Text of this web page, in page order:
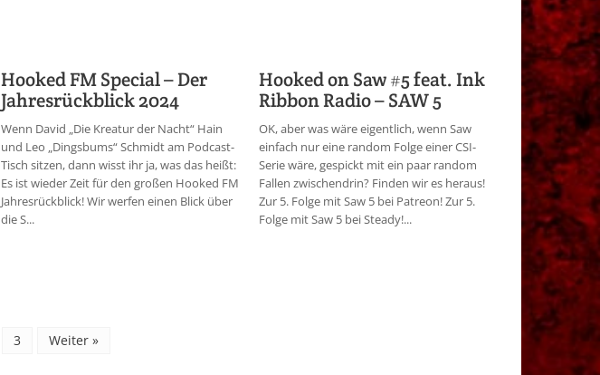
Hooked FM Special – Der
Jahresrückblick 2024
Wenn David „Die Kreatur der Nacht“ Hain
und Leo „Dingsbums“ Schmidt am Podcast-
Tisch sitzen, dann wisst ihr ja, was das heißt:
Es ist wieder Zeit für den großen Hooked FM
Jahresrückblick! Wir werfen einen Blick über
die S...
Hooked on Saw #5 feat. Ink
Ribbon Radio – SAW 5
OK, aber was wäre eigentlich, wenn Saw
einfach nur eine random Folge einer CSI-
Serie wäre, gespickt mit ein paar random
Fallen zwischendrin? Finden wir es heraus!
Zur 5. Folge mit Saw 5 bei Patreon! Zur 5.
Folge mit Saw 5 bei Steady!...
3 Weiter »